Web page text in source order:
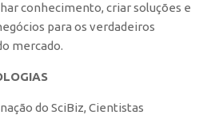
conhecimento, criar soluções e
para os verdadeiros
mercado.​
do SciBiz, Cientistas